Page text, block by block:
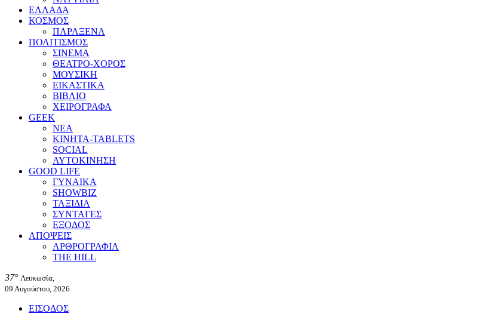
ΕΛΛΑΔΑ
ΚΟΣΜΟΣ
ΠΑΡΑΞΕΝΑ
ΠΟΛΙΤΙΣΜΟΣ
ΣΙΝΕΜΑ
ΘΕΑΤΡΟ-ΧΟΡΟΣ
ΜΟΥΣΙΚΗ
ΕΙΚΑΣΤΙΚΑ
ΒΙΒΛΙΟ
ΧΕΙΡΟΓΡΑΦΑ
GEEK
ΝΕΑ
ΚΙΝΗΤΑ-TABLETS
SOCIAL
ΑΥΤΟΚΙΝΗΣΗ
GOOD LIFE
ΓΥΝΑΙΚΑ
SHOWBIZ
ΤΑΞΙΔΙΑ
ΣΥΝΤΑΓΕΣ
ΕΞΟΔΟΣ
ΑΠΟΨΕΙΣ
ΑΡΘΡΟΓΡΑΦΙΑ
THE HILL
37° Λευκωσία,
09 Αυγούστου, 2026
ΕΙΣΟΔΟΣ